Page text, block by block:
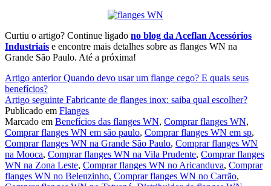
Curtiu o artigo? Continue ligado no blog da Aceflan Acessórios
Industriais e encontre mais detalhes sobre as flanges WN na
Grande São Paulo. Até a próxima!
Continue
lendo
Artigo anteriorQuando devo usar um flange cego? E quais seus
benefícios?
Artigo seguinte Fabricante de flanges inox: saiba qual escolher?
Publicado em Flanges
Marcado em Benefícios das flanges WN, Comprar flanges WN,
Comprar flanges WN em são paulo, Comprar flanges WN em sp,
Comprar flanges WN na Grande São Paulo, Comprar flanges WN
na Mooca, Comprar flanges WN na Vila Prudente, Comprar flanges
WN na Zona Leste, Comprar flanges WN no Aricanduva, Comprar
flanges WN no Belenzinho, Comprar flanges WN no Carrão,